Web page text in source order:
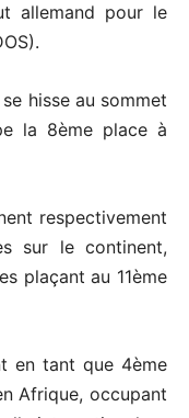
allemand pour le
hisse au sommet
la 8ème place à
respectivement
sur le continent,
plaçant au 11ème
en tant que 4ème
Afrique, occupant